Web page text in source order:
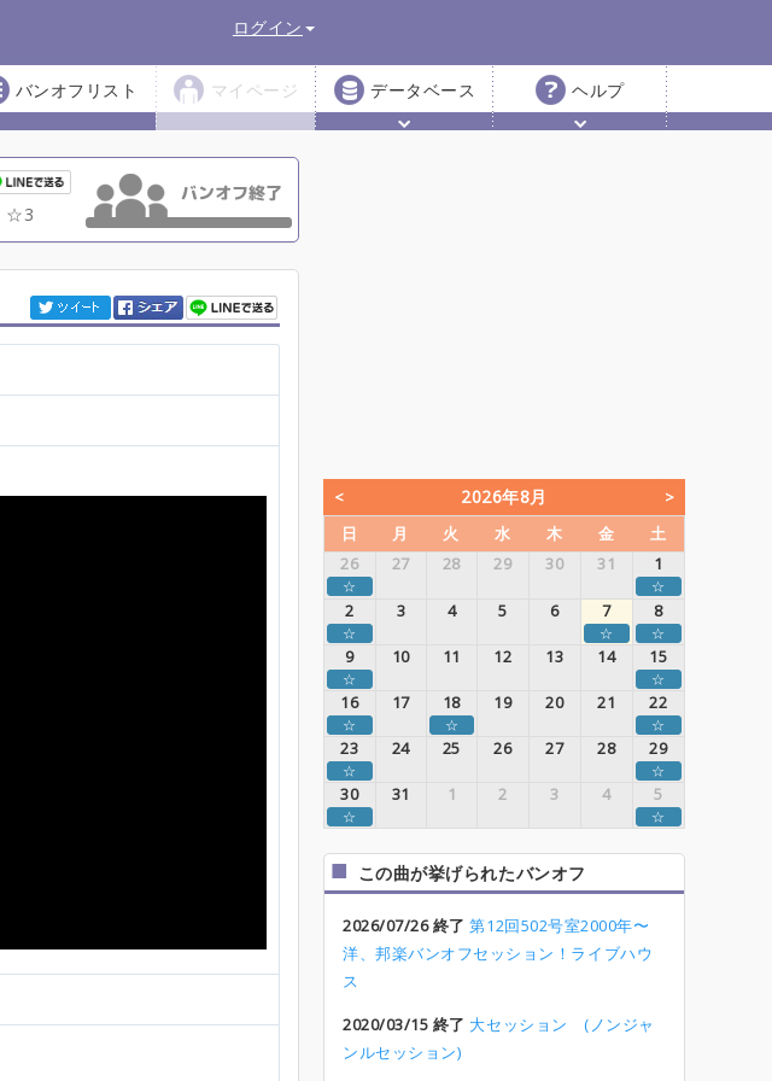
ログイン
バンオフリスト マイページ データベース ヘルプ
3
2026年8月
日 月 火 水 木 金
土
26
27 28 29 30 31 1
☆ ☆
2 3 4 5 6 7 8
☆ ☆ ☆
9 10 11 12 13 14 15
☆ ☆
16 17 18 19 20 21 22
☆ ☆ ☆
23 24 25 26 27 28 29
☆ ☆
30 31 1 2 3 4 5
☆ ☆
この曲が挙げられたバンオフ
2026/07/26 終了 第12回502号室2000年〜
洋、邦楽バンオフセッション！ライブハウ
ス
2020/03/15 終了 大セッション (ノンジャ
ンルセッション)